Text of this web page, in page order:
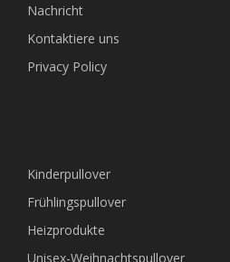
Nachricht
Kontaktiere uns
Privacy Policy
Kinderpullover
Frühlingspullover
Heizprodukte
Unisex-Weihnachtspullover